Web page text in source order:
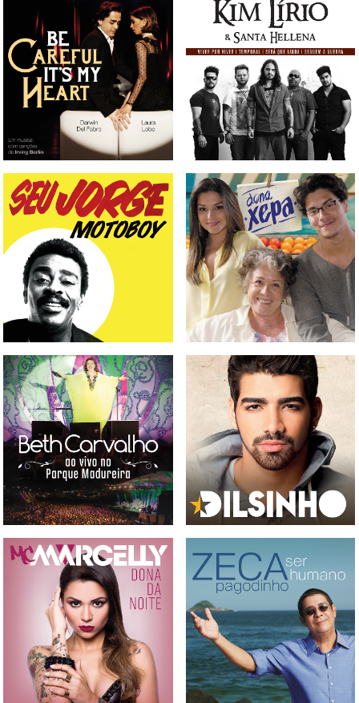
CD TRILHA SONORA DO
MUSICAL BE CAREFUL IT'S
MY HEART
CD PROMO KIM LÍRIO &
SANTA HELLENA
CD PROMO SEU JORGE -
MOTOBOY
CD TRILHA SONORA DA
NOVELA DONA XEPA
CD E DVD BETH CARVALHO
- AO VIVO NO PARQUE
MADUREIRA
CD DILSINHO
CD MC MARCELLY - DONA
DA NOITE
CD ZECA PAGODINHO - SER
HUMANOS